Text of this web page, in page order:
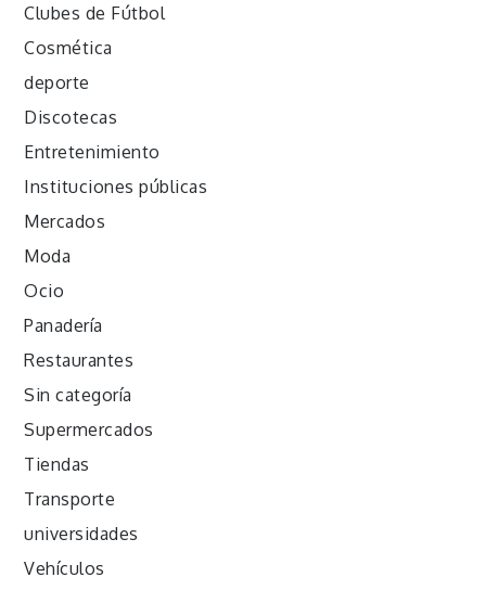
Clubes de Fútbol
Cosmética
deporte
Discotecas
Entretenimiento
Instituciones públicas
Mercados
Moda
Ocio
Panadería
Restaurantes
Sin categoría
Supermercados
Tiendas
Transporte
universidades
Vehículos